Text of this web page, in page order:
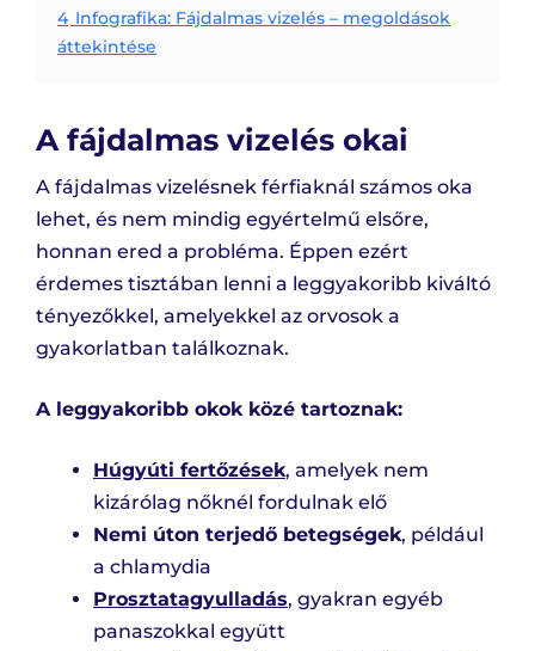
4 Infografika: Fájdalmas vizelés – megoldások
áttekintése
A fájdalmas vizelés okai
A fájdalmas vizelésnek férfiaknál számos oka
lehet, és nem mindig egyértelmű elsőre,
honnan ered a probléma. Éppen ezért
érdemes tisztában lenni a leggyakoribb kiváltó
tényezőkkel, amelyekkel az orvosok a
gyakorlatban találkoznak.
A leggyakoribb okok közé tartoznak:
Húgyúti fertőzések, amelyek nem
kizárólag nőknél fordulnak elő
Nemi úton terjedő betegségek, például
a chlamydia
Prosztatagyulladás, gyakran egyéb
panaszokkal együtt